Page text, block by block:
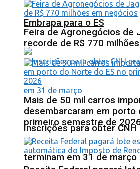
Embrapa para o ES
Inscrições para obter CNH
terminam em 31 de março
Feira de Agronegócios de
recorde de R$ 770
Mais de 50 mil carros
desembarcaram em porto
primeiro semestre de